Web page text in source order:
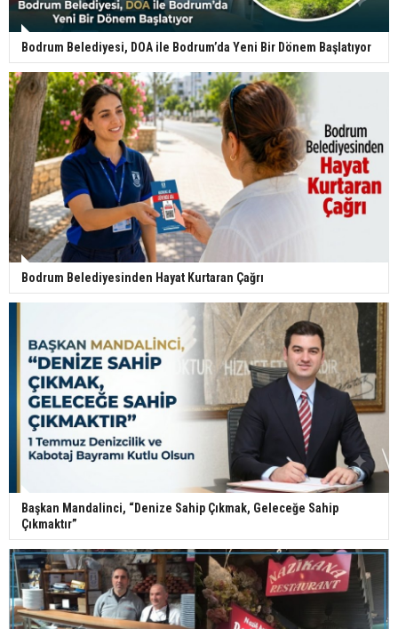
Bodrum Belediyesi, DOA ile Bodrum’da Yeni Bir Dönem Başlatıyor
Bodrum Belediyesinden Hayat Kurtaran Çağrı
Başkan Mandalinci, “Denize Sahip Çıkmak, Geleceğe Sahip
Çıkmaktır”